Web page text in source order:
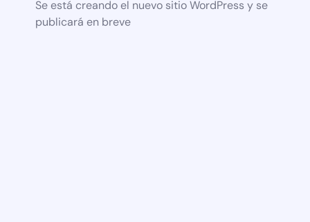
Se está creando el nuevo sitio WordPress y se
publicará en breve